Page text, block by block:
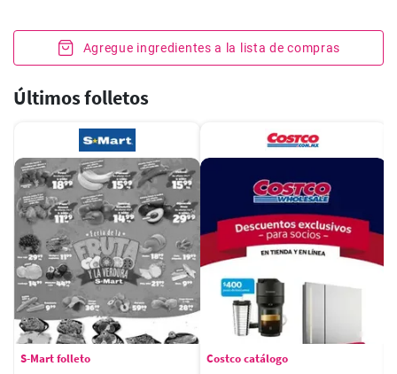
Agregue ingredientes a la lista de compras
Últimos folletos
S-Mart folleto Costco catálogo